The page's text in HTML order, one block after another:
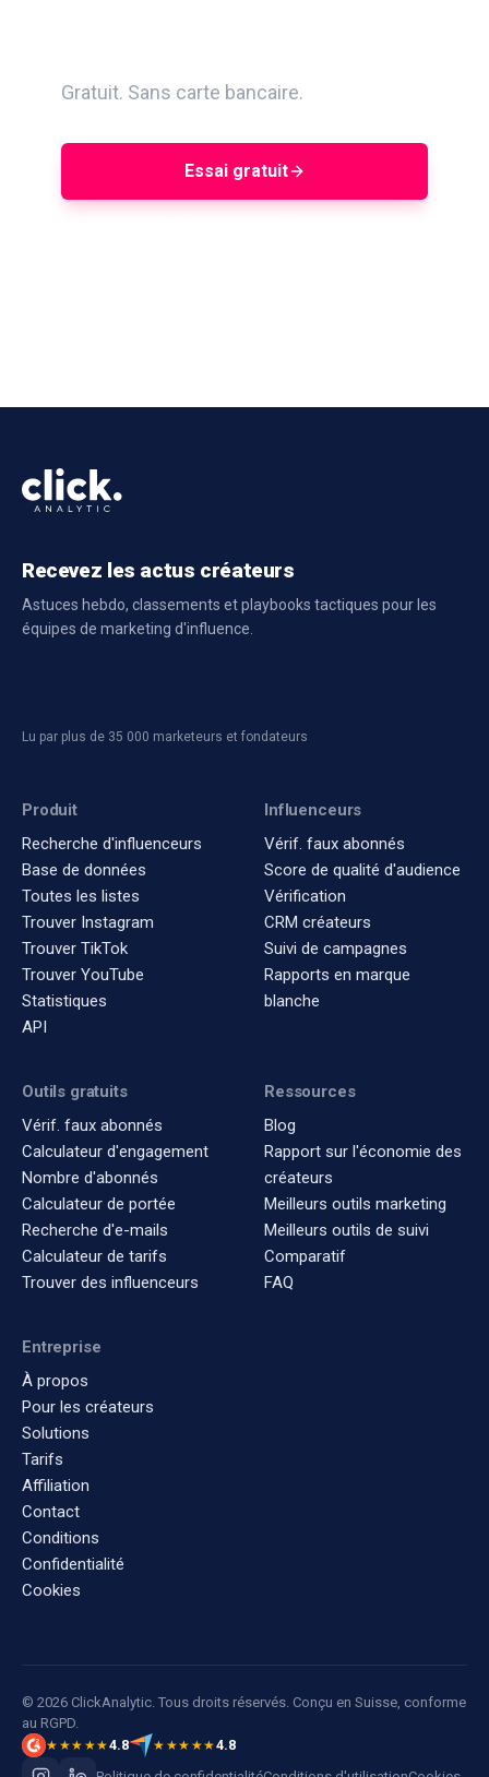
Gratuit. Sans carte bancaire.
Essai gratuit
Recevez les actus créateurs
Astuces hebdo, classements et playbooks tactiques pour les
équipes de marketing d'influence.
Lu par plus de 35 000 marketeurs et fondateurs
Produit
Recherche d'influenceurs
Base de données
Toutes les listes
Trouver Instagram
Trouver TikTok
Trouver YouTube
Statistiques
API
Influenceurs
Vérif. faux abonnés
Score de qualité d'audience
Vérification
CRM créateurs
Suivi de campagnes
Rapports en marque
blanche
Outils gratuits
Vérif. faux abonnés
Calculateur d'engagement
Nombre d'abonnés
Calculateur de portée
Recherche d'e-mails
Calculateur de tarifs
Trouver des influenceurs
Ressources
Blog
Rapport sur l'économie des
créateurs
Meilleurs outils marketing
Meilleurs outils de suivi
Comparatif
FAQ
Entreprise
À propos
Pour les créateurs
Solutions
Tarifs
Affiliation
Contact
Conditions
Confidentialité
Cookies
© 2026 ClickAnalytic. Tous droits réservés. Conçu en Suisse, conforme
au RGPD.
★★★★★4.8 ★★★★★4.8